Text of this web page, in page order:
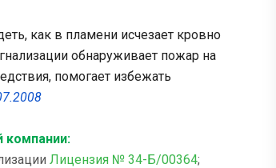
как в пламени исчезает кровно
обнаруживает пожар на
помогает избежать
компании:
Лицензия № 34-Б/00364;